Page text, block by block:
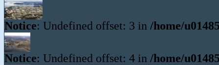
Notice: Undefined offset: 3 in /home/
Notice: Undefined offset: 4 in /home/